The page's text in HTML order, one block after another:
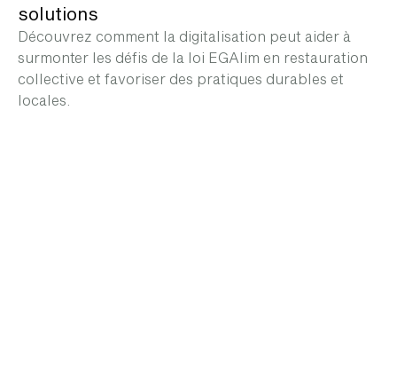
solutions
Découvrez comment la digitalisation peut aider à
surmonter les défis de la loi EGAlim en restauration
collective et favoriser des pratiques durables et
locales.